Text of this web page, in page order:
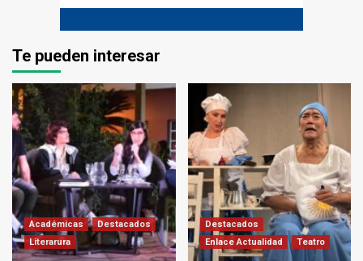
Te pueden interesar
Académicas
Destacados
Literarura
Destacados
Enlace Actualidad
Teatro